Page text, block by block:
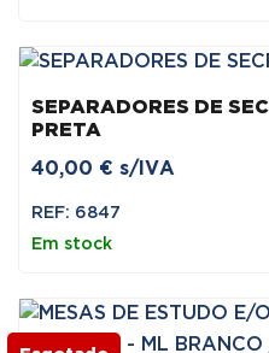
SEPARADORES DE
PRETA
40,00 € s/IVA
REF: 6847
Em stock